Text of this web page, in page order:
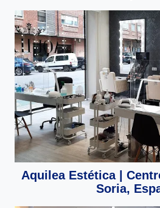
Aquilea Estética |
Soria,